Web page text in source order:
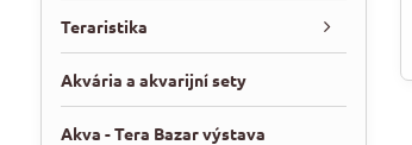
Teraristika
Akvária a akvarijní sety
Akva - Tera Bazar výstava